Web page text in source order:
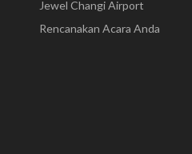
Jewel Changi Airport
Rencanakan Acara Anda